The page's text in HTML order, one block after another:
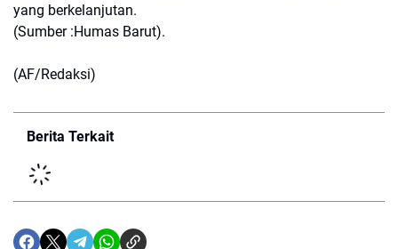
yang berkelanjutan.
(Sumber :Humas Barut).
(AF/Redaksi)
Berita Terkait